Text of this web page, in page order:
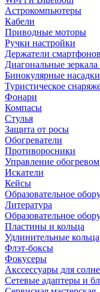
Астрокомпьютеры
Кабели
Приводные моторы
Ручки настройки
Держатели смартфонов
Диагональные
Бинокулярные насадки
Туристическое
Фонари
Компасы
Стулья
Защита от росы
Обогреватели
Противоросники
Управление обогревом
Искатели
Кейсы
Образовательное
Литература
Образовательное
Пластины и кольца
Удлинительные кольца
Флэт-боксы
Фокусеры
Акссессуары для
Сетевые адаптеры и